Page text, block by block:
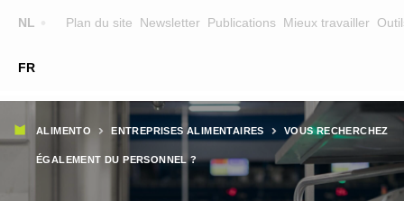
NL
FR
Plan du site Newsletter Publications Mieux travailler
Main
navigation
FORMATEURS
CHERCHER UNE FORMATION
Fil
d'Ariane
ALIMENTO ENTREPRISES ALIMENTAIRES VOUS RECHERCHEZ
ÉGALEMENT DU PERSONNEL ?